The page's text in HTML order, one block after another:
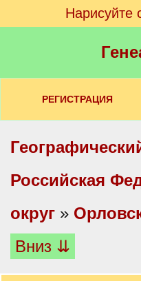
Нарисуйте
РЕГИСТРАЦИЯ
Российская
округ »
Вниз ⇊